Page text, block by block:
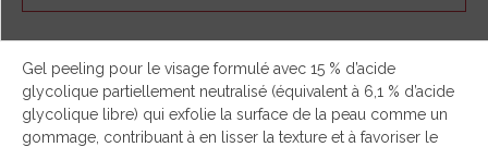
Gel peeling pour le visage formulé avec 15 % d’acide
glycolique partiellement neutralisé (équivalent à 6,1 % d’acide
glycolique libre) qui exfolie la surface de la peau comme un
gommage, contribuant à en lisser la texture et à favoriser le